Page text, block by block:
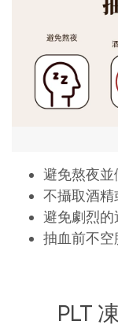
避免熬夜並
不攝取酒精
避免劇烈的
抽血前不空
PLT